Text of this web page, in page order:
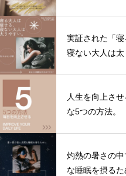
実証された「
寝ない大人は太
人生を向上さ
な5つの方法。
灼熱の暑さの
な睡眠を摂る